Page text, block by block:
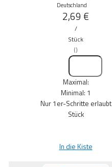
Deutschland
2,69 €
/
Stück
()
Maximal:
Minimal: 1
Nur 1 er-Schritte erlaubt
Stück
In die Kiste